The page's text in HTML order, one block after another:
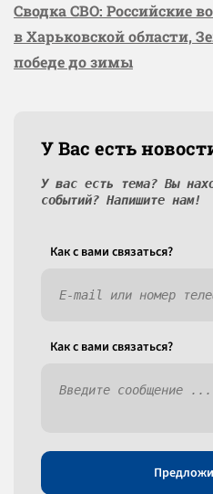
Сводка СВО: Российские
в Харьковской области,
победе до зимы
У Вас есть
У вас есть тема? Вы
событий? Напишите нам!
Как c вами связаться?
Как c вами связаться?